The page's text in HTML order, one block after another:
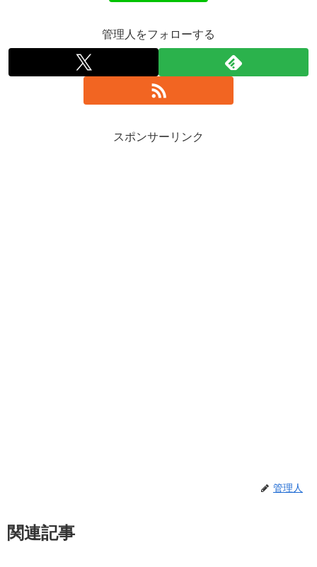
管理人をフォローする
スポンサーリンク
管理人
関連記事